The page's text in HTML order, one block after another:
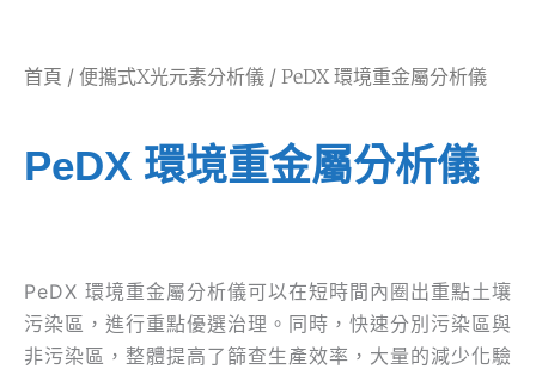
首頁 / 便攜式X光元素分析儀 / PeDX 環境重金屬分析儀
PeDX 環境重金屬分析儀
PeDX 環境重金屬分析儀可以在短時間內圈出重點土壤
污染區，進行重點優選治理。同時，快速分別污染區與
非污染區，整體提高了篩查生產效率，大量的減少化驗